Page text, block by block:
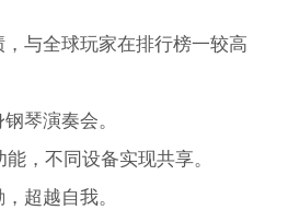
与全球玩家在排行榜一较高
琴演奏会。
，不同设备实现共享。
超越自我。